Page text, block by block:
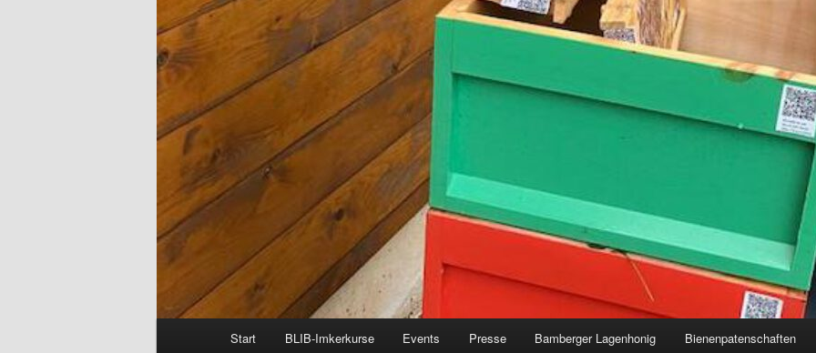
Start BLIB-Imkerkurse Events Presse Bamberger Lagenhonig Bienenpatenschaften